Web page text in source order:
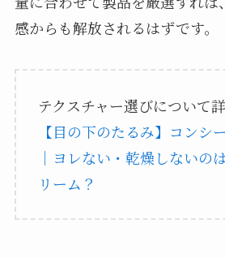
感からも解放されるはずです。
テクスチャー選びについて
【目の下のたるみ】コンシ
｜ヨレない・乾燥しないの
リーム？